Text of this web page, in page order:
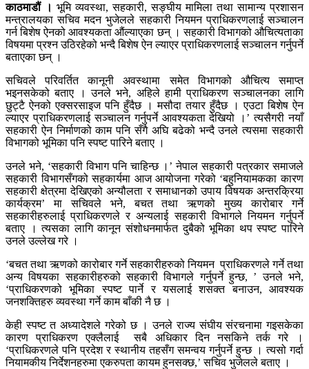
काठमाडौं । भूमि व्यवस्था, सहकारी, सङ्घीय मामिला तथा सामान्य प्रशासन
मन्त्रालयका सचिव मदन भुजेलले सहकारी नियमन प्राधिकरणलाई सञ्चालन
गर्न बिशेष ऐनको आवश्यकता औंल्याएका छन् । सहकारी विभागको औचित्यताका
विषयमा प्रश्न उठिरहेको भन्दै बिशेष ऐन ल्याएर प्राधिकरणलाई सञ्चालन गर्नुपर्ने
बताएका छन् ।
सचिवले परिवर्तित कानूनी अवस्थामा समेत विभागको औचित्य समाप्त
भइनसकेको बताए । उनले भने, अहिले हामी प्राधिकरण सञ्चालनका लागि
छुट्टै ऐनको एक्सरसाइज पनि हुँदैछ । मसौदा तयार हुँदैछ । एउटा बिशेष ऐन
ल्याएर प्राधिकरणलाई सञ्चालन गर्नुपर्ने आवश्यकता देखियो ।’ त्यसैगरी नयाँ
सहकारी ऐन निर्माणको काम पनि सँगै अघि बढेको भन्दै उनले त्यसमा सहकारी
विभागको भूमिका पनि स्पष्ट पारिने बताए ।
उनले भने, ‘सहकारी विभाग पनि चाहिन्छ ।’ नेपाल सहकारी पत्रकार समाजले
सहकारी विभागसँगको सहकार्यमा आज आयोजना गरेको ‘बहुनियामकका कारण
सहकारी क्षेत्रमा देखिएको अन्यौलता र समाधानको उपाय विषयक अन्तरक्रिया
कार्यक्रम’ मा सचिवले भने, बचत तथा ऋणको मुख्य कारोबार गर्ने
सहकारीहरुलाई प्राधिकरणले र अन्यलाई सहकारी विभागले नियमन गर्नुपर्ने
बताए । त्यसका लागि कानून संशोधनमार्फत दुबैको भूमिका थप स्पष्ट पारिने
उनले उल्लेख गरे ।
‘बचत तथा ऋणको कारोबार गर्ने सहकारीहरुको नियमन प्राधिकरणले गर्ने तथा
अन्य विषयका सहकारीहरुको सहकारी विभागले गर्नुपर्ने हुन्छ, ’ उनले भने,
‘प्राधिकरणको भूमिका स्पष्ट पार्ने र यसलाई शसक्त बनाउन, आवश्यक
जनशक्तिहरु व्यवस्था गर्ने काम बाँकी नै छ ।
केही स्पष्ट त अध्यादेशले गरेको छ । उनले राज्य संघीय संरचनामा गइसकेका
कारण प्राधिकरण एक्लैलाई सबै अधिकार दिन नसकिने तर्क गरे ।
‘प्राधिकरणले पनि प्रदेश र स्थानीय तहसँग समन्वय गर्नुपर्ने हुन्छ । त्यसो गर्दा
नियामकीय निर्देशनहरुमा एकरुपता कायम हुनसक्छ,’ सचिव भुजेलले बताए ।